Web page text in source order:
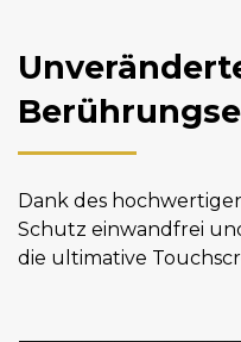
Dank des
Schutz einwandfrei
die ultimative